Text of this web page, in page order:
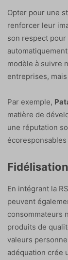
Opter pour une
renforcer leur
son respect pour
modèle à suivre
entreprises,
Par exemple,
matière de
une réputation
En intégrant la
peuvent
consommateurs
produits de
valeurs
adéquation crée